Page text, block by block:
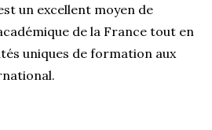
un excellent moyen de
de la France tout en
uniques de formation aux